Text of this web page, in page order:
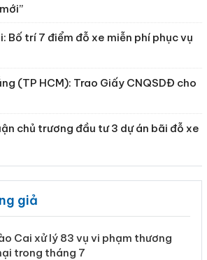
Bố trí 7 điểm đỗ xe miễn phí phục vụ
(TP HCM): Trao Giấy CNQSDĐ cho
chủ trương đầu tư 3 dự án bãi đỗ xe
giả
Cai xử lý 83 vụ vi phạm thương
trong tháng 7